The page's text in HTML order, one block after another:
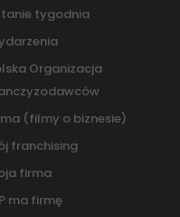
tygodnia
Organizacja
(filmy o biznesie)
franchising
firma
ma firmę